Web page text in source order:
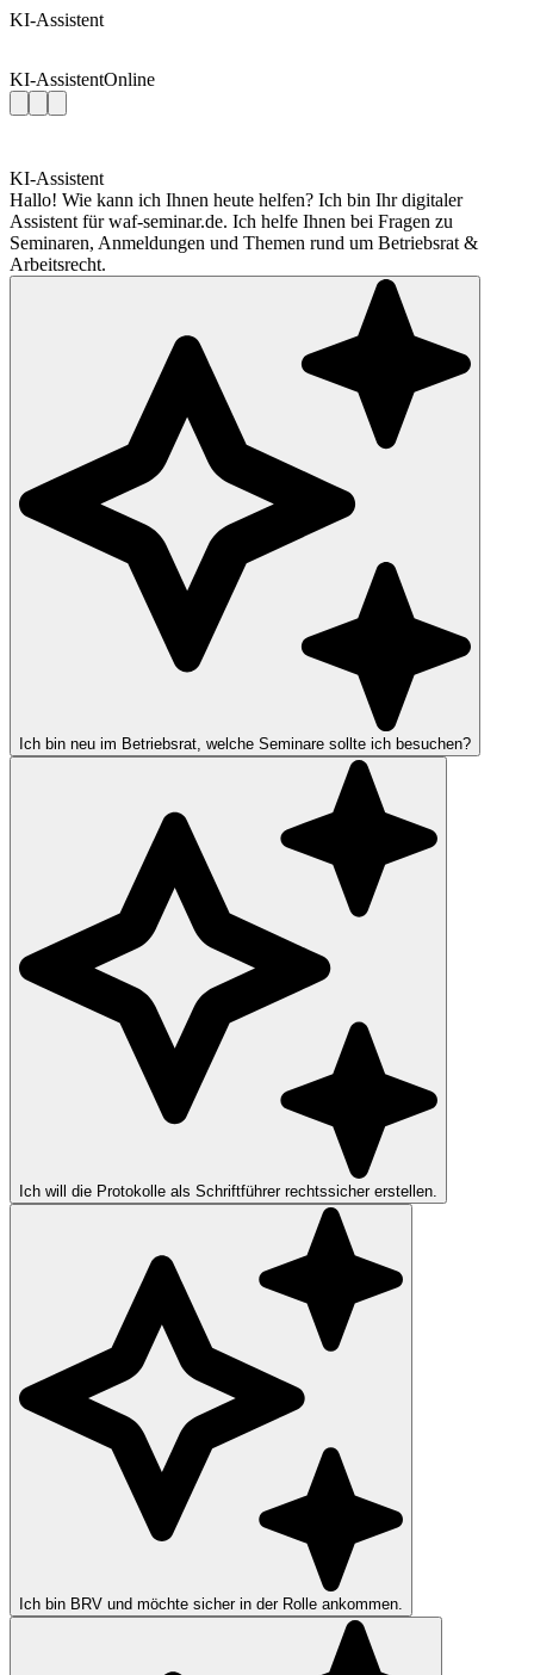
KI-Assistent
KI-AssistentOnline
KI-Assistent
Hallo! Wie kann ich Ihnen heute helfen? Ich bin Ihr digitaler
Assistent für waf-seminar.de. Ich helfe Ihnen bei Fragen zu
Seminaren, Anmeldungen und Themen rund um Betriebsrat &
Arbeitsrecht.
Ich bin neu im Betriebsrat, welche Seminare sollte ich besuchen?
Ich will die Protokolle als Schriftführer rechtssicher erstellen.
Ich bin BRV und möchte sicher in der Rolle ankommen.